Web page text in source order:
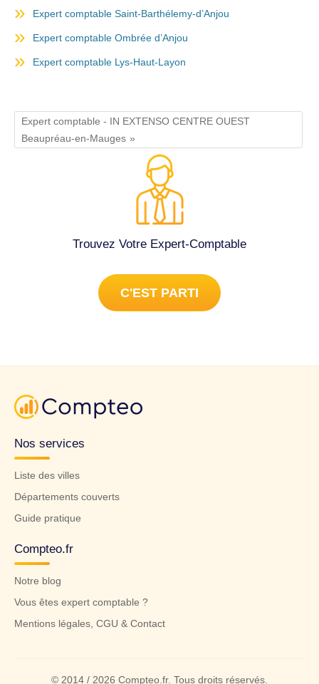
Expert comptable Saint-Barthélemy-d’Anjou
Expert comptable Ombrée d’Anjou
Expert comptable Lys-Haut-Layon
Expert comptable - IN EXTENSO CENTRE OUEST
Beaupréau-en-Mauges
Trouvez Votre Expert-Comptable
C'EST PARTI
Nos services
Liste des villes
Départements couverts
Guide pratique
Compteo.fr
Notre blog
Vous êtes expert comptable ?
Mentions légales, CGU & Contact
© 2014 / 2026 Compteo.fr. Tous droits réservés.